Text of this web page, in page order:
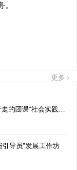
。
更多
导员”发展工作坊